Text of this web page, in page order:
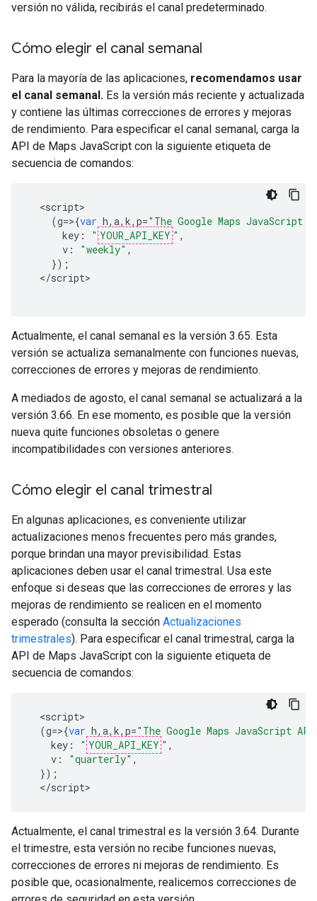
versión no válida, recibirás el canal predeterminado.
Cómo elegir el canal semanal
Para la mayoría de las aplicaciones, recomendamos usar
el canal semanal. Es la versión más reciente y actualizada
y contiene las últimas correcciones de errores y mejoras
de rendimiento. Para especificar el canal semanal, carga la
API de Maps JavaScript con la siguiente etiqueta de
secuencia de comandos:
<script
(g=>{var h, a, k, p="The Google Maps JavaScript
key : " YOUR_API_KEY " ,
v : "weekly" ,
});
</script
Actualmente, el canal semanal es la versión 3.65. Esta
versión se actualiza semanalmente con funciones nuevas,
correcciones de errores y mejoras de rendimiento.
A mediados de agosto, el canal semanal se actualizará a la
versión 3.66. En ese momento, es posible que la versión
nueva quite funciones obsoletas o genere
incompatibilidades con versiones anteriores.
Cómo elegir el canal trimestral
En algunas aplicaciones, es conveniente utilizar
actualizaciones menos frecuentes pero más grandes,
porque brindan una mayor previsibilidad. Estas
aplicaciones deben usar el canal trimestral. Usa este
enfoque si deseas que las correcciones de errores y las
mejoras de rendimiento se realicen en el momento
esperado (consulta la sección Actualizaciones
trimestrales). Para especificar el canal trimestral, carga la
API de Maps JavaScript con la siguiente etiqueta de
secuencia de comandos:
<script
(g=>{var h, a, k, p="The Google Maps JavaScript
key : " YOUR_API_KEY " ,
v : "quarterly" ,
});
</script>
Actualmente, el canal trimestral es la versión 3.64. Durante
el trimestre, esta versión no recibe funciones nuevas,
correcciones de errores ni mejoras de rendimiento. Es
posible que, ocasionalmente, realicemos correcciones de